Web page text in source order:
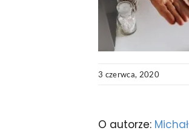
3 czerwca, 2020
O autorze: